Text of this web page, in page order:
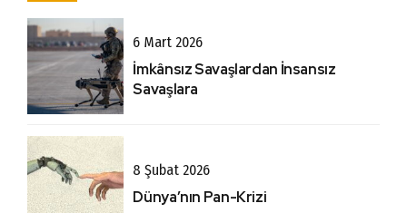
6 Mart 2026
İmkânsız Savaşlardan İnsansız
Savaşlara
8 Şubat 2026
Dünya’nın Pan-Krizi